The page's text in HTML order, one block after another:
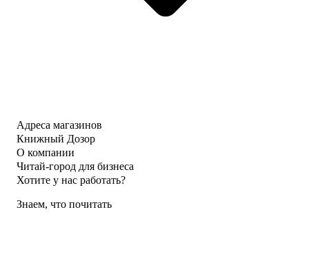
Адреса магазинов
Книжный Дозор
О компании
Читай-город для бизнеса
Хотите у нас работать?
Знаем, что почитать